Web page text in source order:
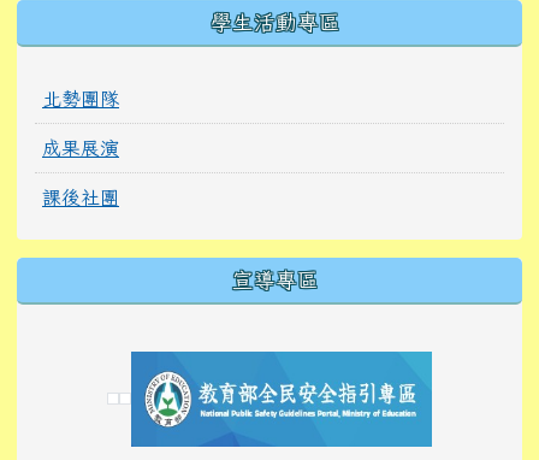
學生活動專區
北勢團隊
成果展演
課後社團
宣導專區